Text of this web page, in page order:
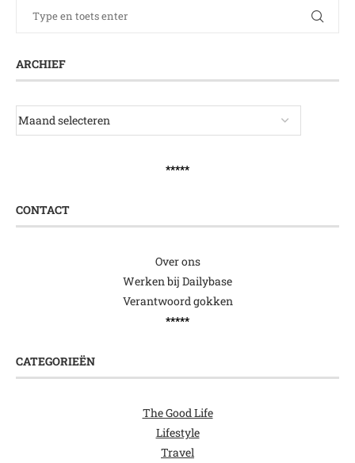
ARCHIEF
*****
CONTACT
Over ons
Werken bij Dailybase
Verantwoord gokken
*****
CATEGORIEËN
The Good Life
Lifestyle
Travel